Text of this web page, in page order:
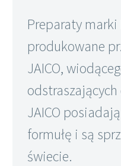
Preparaty marki
produkowane
JAICO,
JAICO
formułę i są
świecie.